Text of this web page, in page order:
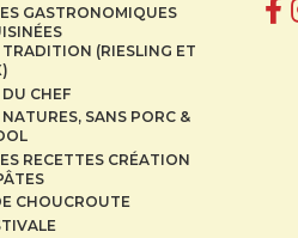
GASTRONOMIQUES
TRADITION (RIESLING ET
CHEF
SANS PORC &
RECETTES CRÉATION
CHOUCROUTE